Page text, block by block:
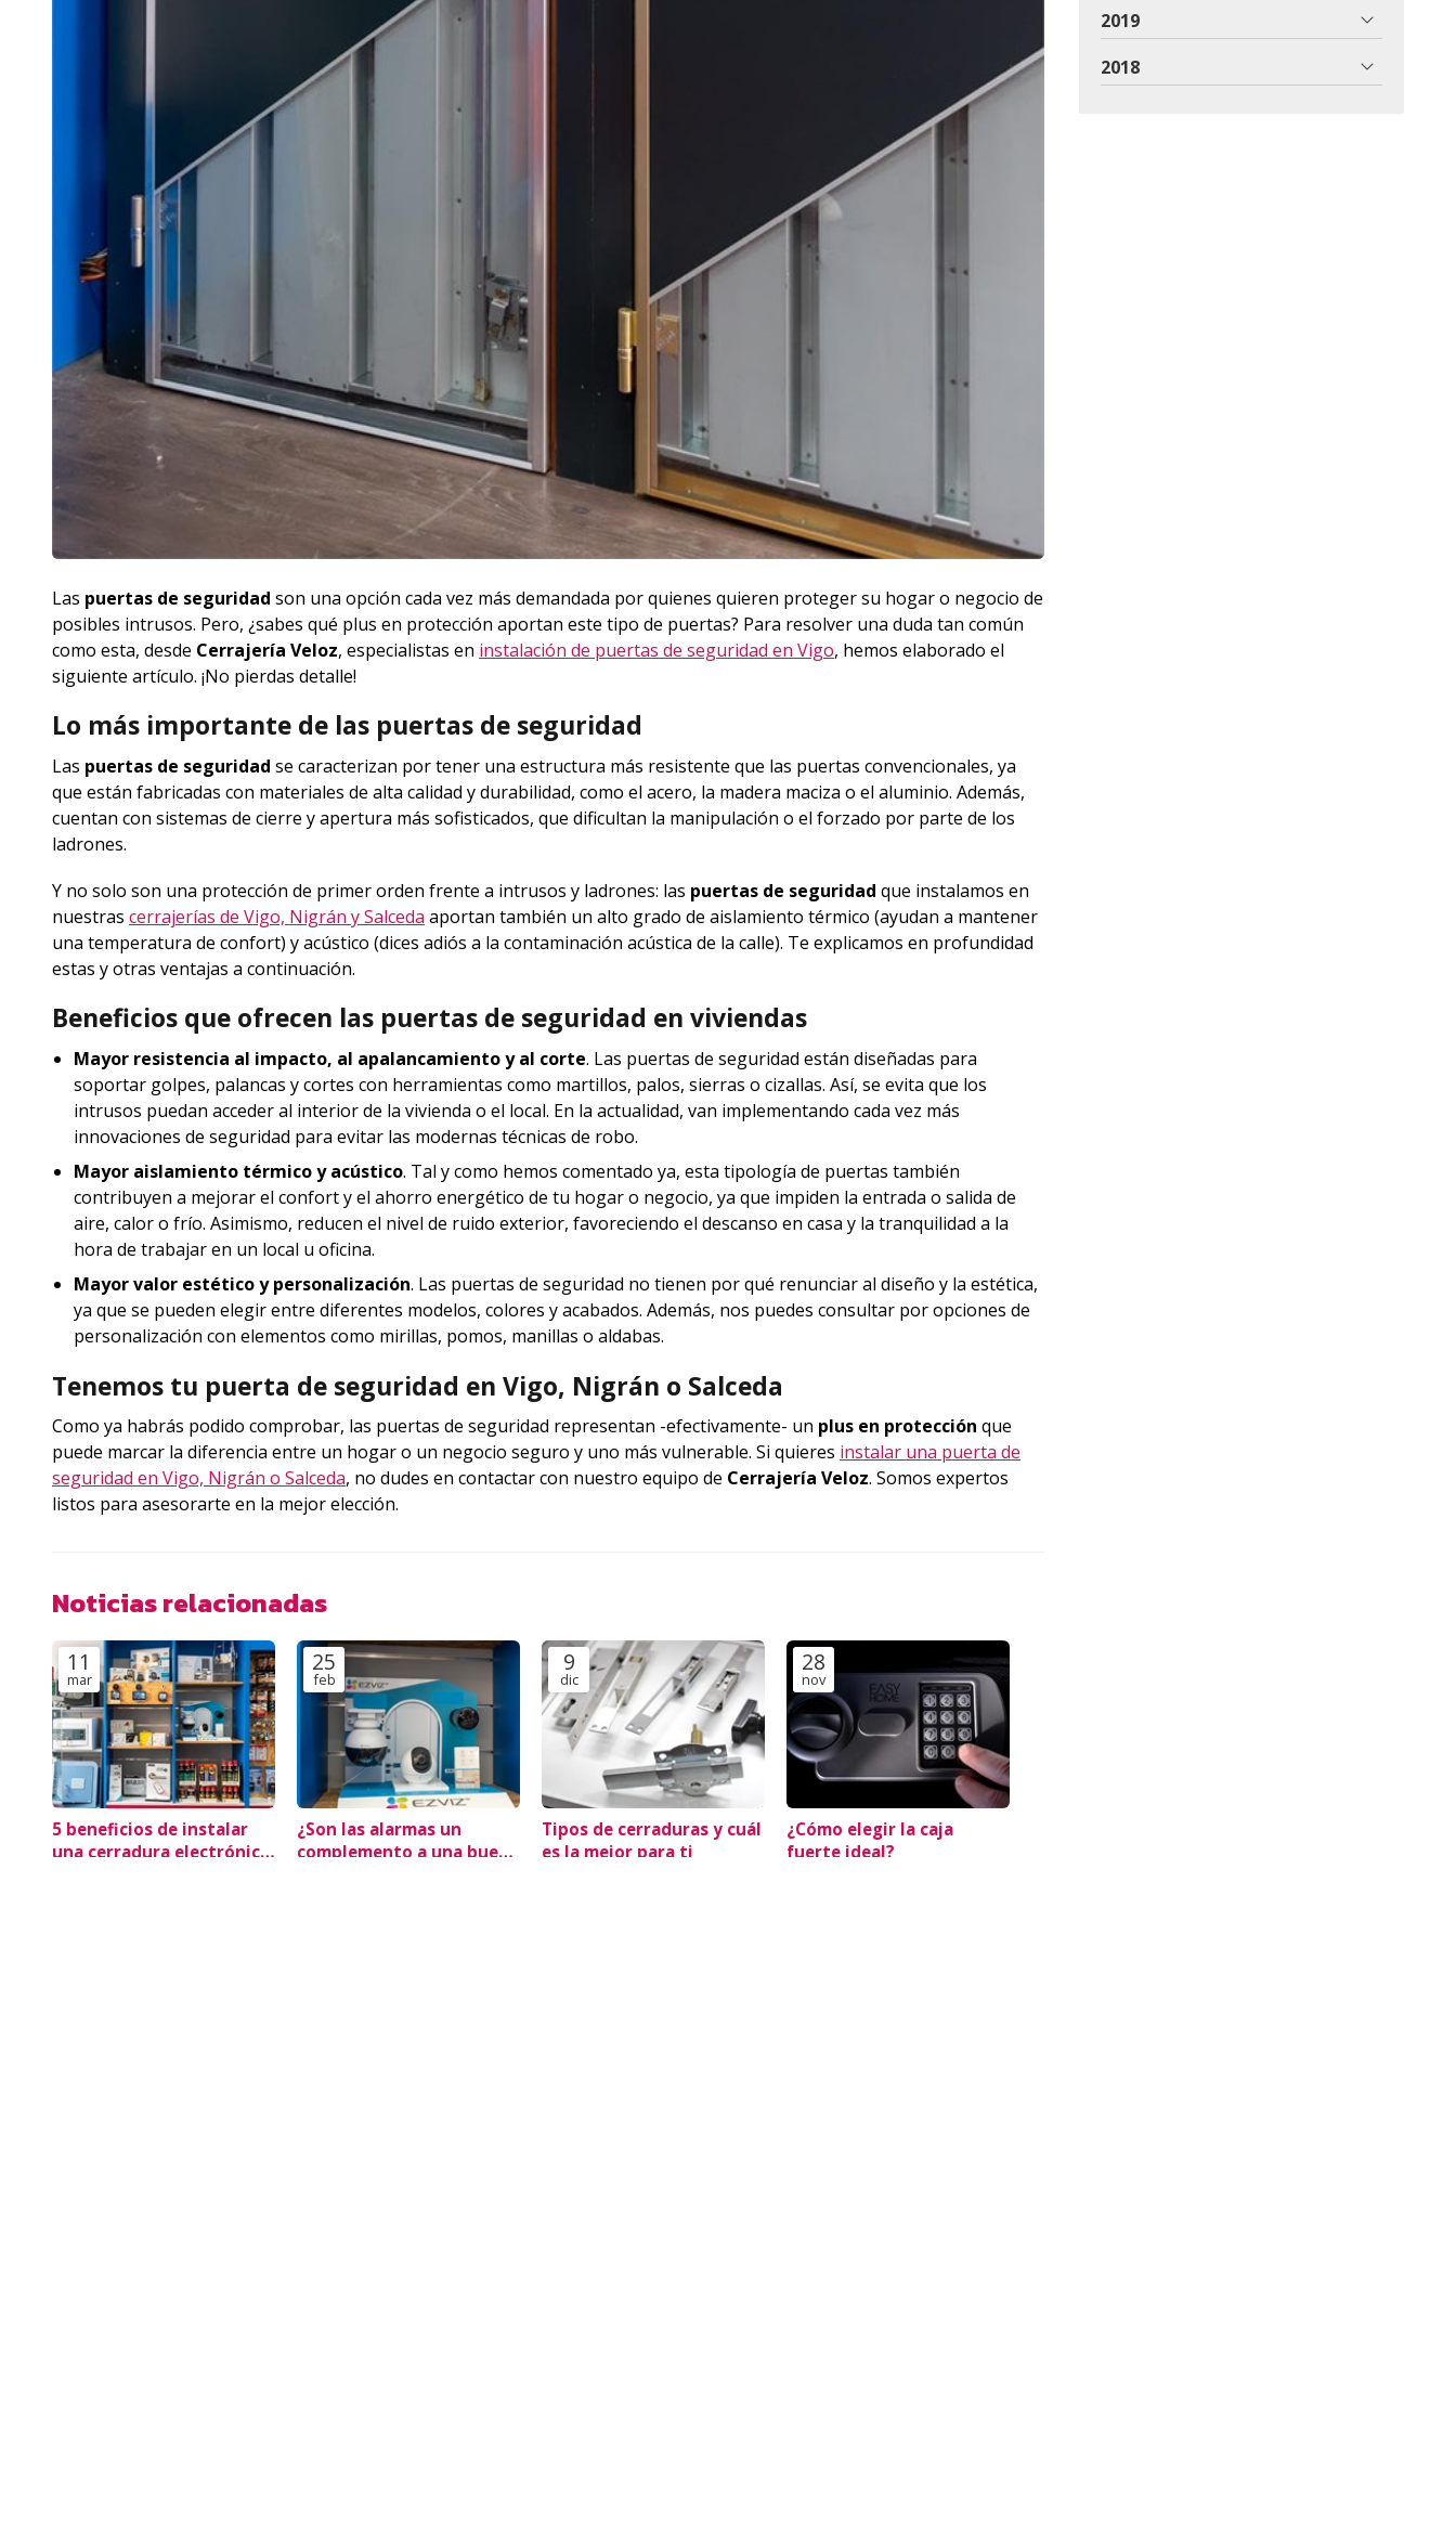
Las puertas de seguridad son una opción cada vez más demandada por quienes quieren proteger su hogar o negocio de
posibles intrusos. Pero, ¿sabes qué plus en protección aportan este tipo de puertas? Para resolver una duda tan común
como esta, desde Cerrajería Veloz, especialistas en instalación de puertas de seguridad en Vigo, hemos elaborado el
siguiente artículo. ¡No pierdas detalle!
Lo más importante de las puertas de seguridad
Las puertas de seguridad se caracterizan por tener una estructura más resistente que las puertas convencionales, ya
que están fabricadas con materiales de alta calidad y durabilidad, como el acero, la madera maciza o el aluminio. Además,
cuentan con sistemas de cierre y apertura más sofisticados, que dificultan la manipulación o el forzado por parte de los
ladrones.
Y no solo son una protección de primer orden frente a intrusos y ladrones: las puertas de seguridad que instalamos en
nuestras cerrajerías de Vigo, Nigrán y Salceda aportan también un alto grado de aislamiento térmico (ayudan a mantener
una temperatura de confort) y acústico (dices adiós a la contaminación acústica de la calle). Te explicamos en profundidad
estas y otras ventajas a continuación.
Beneficios que ofrecen las puertas de seguridad en viviendas
Mayor resistencia al impacto, al apalancamiento y al corte. Las puertas de seguridad están diseñadas para
soportar golpes, palancas y cortes con herramientas como martillos, palos, sierras o cizallas. Así, se evita que los
intrusos puedan acceder al interior de la vivienda o el local. En la actualidad, van implementando cada vez más
innovaciones de seguridad para evitar las modernas técnicas de robo.
Mayor aislamiento térmico y acústico. Tal y como hemos comentado ya, esta tipología de puertas también
contribuyen a mejorar el confort y el ahorro energético de tu hogar o negocio, ya que impiden la entrada o salida de
aire, calor o frío. Asimismo, reducen el nivel de ruido exterior, favoreciendo el descanso en casa y la tranquilidad a la
hora de trabajar en un local u oficina.
Mayor valor estético y personalización. Las puertas de seguridad no tienen por qué renunciar al diseño y la estética,
ya que se pueden elegir entre diferentes modelos, colores y acabados. Además, nos puedes consultar por opciones de
personalización con elementos como mirillas, pomos, manillas o aldabas.
Tenemos tu puerta de seguridad en Vigo, Nigrán o Salceda
Como ya habrás podido comprobar, las puertas de seguridad representan -efectivamente- un plus en protección que
puede marcar la diferencia entre un hogar o un negocio seguro y uno más vulnerable. Si quieres instalar una puerta de
seguridad en Vigo, Nigrán o Salceda, no dudes en contactar con nuestro equipo de Cerrajería Veloz. Somos expertos
listos para asesorarte en la mejor elección.
Noticias relacionadas
11
mar
5 beneficios de instalar
una cerradura electrónica
25
feb
¿Son las alarmas un
complemento a una buena
9
dic
Tipos de cerraduras y cuál
es la mejor para ti
28
nov
¿Cómo elegir la caja
fuerte ideal?
2019
2018